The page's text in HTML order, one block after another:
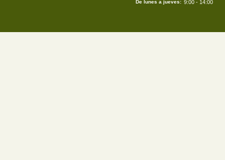
De lunes a jueves: 9:00 - 14:00